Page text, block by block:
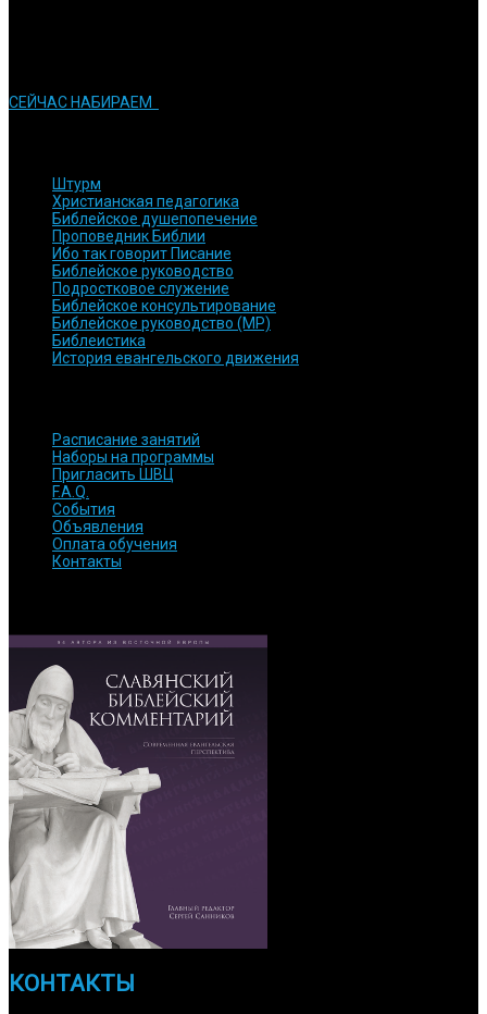
СЕЙЧАС НАБИРАЕМ
Штурм
Христианская педагогика
Библейское душепопечение
Проповедник Библии
Ибо так говорит Писание
Библейское руководство
Подростковое служение
Библейское консультирование
Библейское руководство (МР)
Библеистика
История евангельского движения
Расписание занятий
Наборы на программы
Пригласить ШВЦ
F.A.Q.
События
Объявления
Оплата обучения
Контакты
КОНТАКТЫ